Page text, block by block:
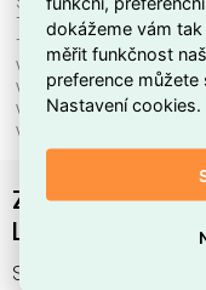
Teplota barvy.:
Třída ochrany:
Včetně svět. zdroje:
Vhodné pro počet svět.
Vhodné pro výkon světel.
Výška/hloubka:
Závěsné svítidlo
L12B3K1 -
Svítidlo MOD272PL-
dokážeme vám
měřit funkčnost
preference můžete
Nastavení cookies.